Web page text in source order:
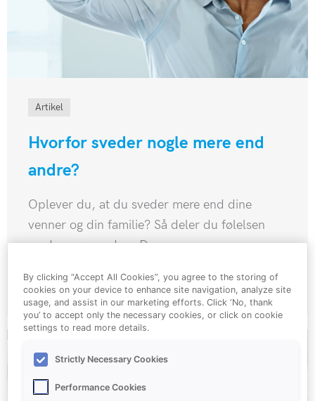
Artikel
Hvorfor sveder nogle mere end
andre?
Oplever du, at du sveder mere end dine
venner og din familie? Så deler du følelsen
med mange andre. Der ...
Læs artiklen
By clicking “Accept All Cookies”, you agree to the storing of
cookies on your device to enhance site navigation, analyze site
usage, and assist in our marketing efforts. Click ‘No, thank
you’ to accept only the necessary cookies, or click on cookie
settings to read more details.
Strictly Necessary Cookies
Performance Cookies